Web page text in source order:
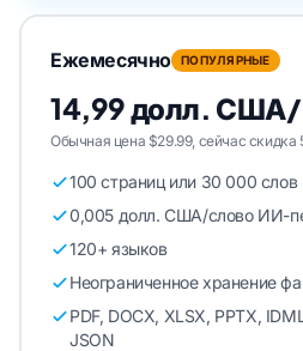
Ежемесячно ПОПУЛЯРНЫЕ
14,99 долл.
Обычная цена $29.99, сейчас скидка
100 страниц или 30 000
0,005 долл. США/слово ИИ-
120+ языков
Неограниченное хранение
PDF, DOCX, XLSX, PPTX,
JSON